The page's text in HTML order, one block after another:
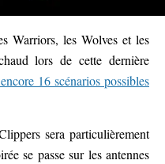
Warriors, les Wolves et les
lors de cette dernière
16 scénarios possibles
sera particulièrement
se passe sur les antennes